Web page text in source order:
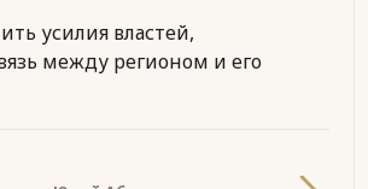
усилия властей,
между регионом и его